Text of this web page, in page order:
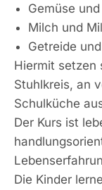
Gemüse
Milch und
Getreide
Hiermit setzen
Stuhlkreis, an
Schulküche
Der Kurs ist
Die Kinder